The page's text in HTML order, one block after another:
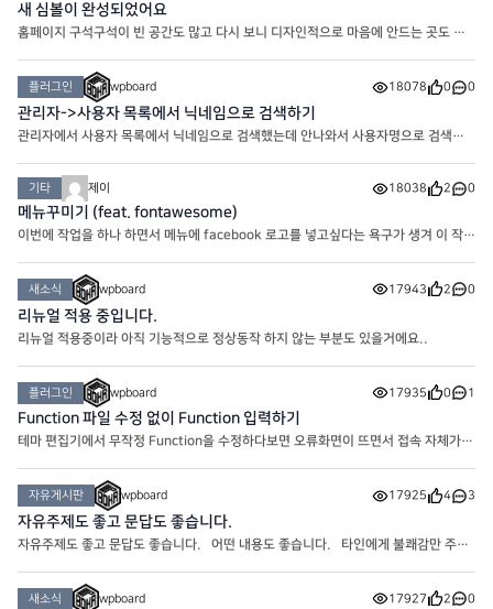
새 심볼이 완성되었어요
홈페이지 구석구석이 빈 공간도 많고 다시 보니 디자인적으로 마음에 안드는 곳도 많
플러그인 wpboard 18078 0 0
관리자->사용자 목록에서 닉네임으로 검색하기
관리자에서 사용자 목록에서 닉네임으로 검색했는데 안나와서 사용자명으로 검색하
미가 없고 우리가 찾고 싶은건 이름이나 닉네임이라..
기타 제이 18038 2 0
메뉴꾸미기 (feat. fontawesome)
이번에 작업을 하나 하면서 메뉴에 facebook 로고를 넣고싶다는 욕구가 생겨 이 작업
르겠는데 메뉴에 추가하는 거는 잘 모르겠더라구요. 그래서
새소식 wpboard 17943 2 0
리뉴얼 적용 중입니다.
리뉴얼 적용중이라 아직 기능적으로 정상동작 하지 않는 부분도 있을거에요..
플러그인 wpboard 17935 0 1
Function 파일 수정 없이 Function 입력하기
테마 편집기에서 무작정 Function을 수정하다보면 오류화면이 뜨면서 접속 자체가
플러그인을 이용해봅시다. 바로 ‘코드 스니펫’ 입니다.
자유게시판 wpboard 17925 4 3
자유주제도 좋고 문답도 좋습니다.
자유주제도 좋고 문답도 좋습니다. 어떤 내용도 좋습니다. 타인에게 불쾌감만 주지
새소식 wpboard 17927 2 0